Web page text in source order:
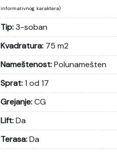
informativnog karaktera)
Tip:3-soban
Kvadratura: 75 m2
Nameštenost:Polunamešten
Sprat:1 od 17
Grejanje:CG
Lift:Da
Terasa:Da